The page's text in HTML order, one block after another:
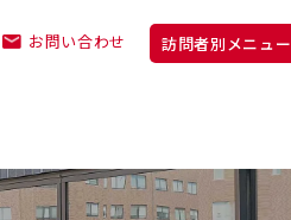
お問い合わせ 訪問者別メニュー